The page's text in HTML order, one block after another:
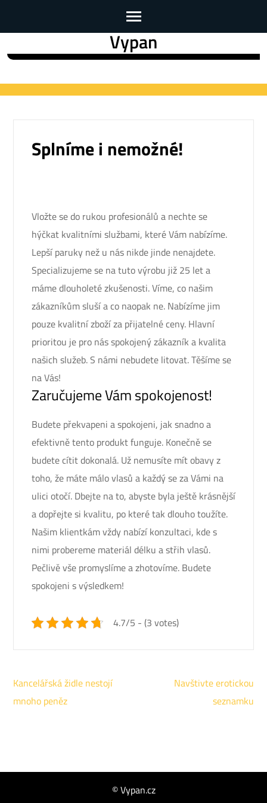
to
(Press
Vypan
Splníme i nemožné!
Vložte se do rukou profesionálů a nechte se
hýčkat kvalitními službami, které Vám nabízíme.
Lepšíparuky než u nás nikde jinde nenajdete.
Specializujeme se na tuto výrobu již 25 let a
máme dlouholeté zkušenosti. Víme, co našim
zákazníkům sluší a co naopak ne. Nabízíme jim
pouze kvalitní zboží za přijatelné ceny. Hlavní
prioritou je pro nás spokojený zákazník a kvalita
našich služeb. S námi nebudete litovat. Těšíme se
na Vás!
Zaručujeme Vám spokojenost!
Budete překvapeni a spokojeni, jak snadno a
efektivně tento produkt funguje. Konečně se
budete cítit dokonalá. Už nemusíte mít obavy z
toho, že máte málo vlasů a každý se za Vámi na
ulici otočí. Dbejte na to, abyste byla ještě krásnější
a dopřejte si kvalitu, po které tak dlouho toužíte.
Našim klientkám vždy nabízí konzultaci, kde s
nimi probereme materiál délku a střih vlasů.
Pečlivě vše promyslíme a zhotovíme. Budete
spokojeni s výsledkem!
4.7/5 - (3 votes)
Navigace
pro
Kancelářská židle nestojí
mnoho peněz
Navštivte erotickou
seznamku
© Vypan.cz